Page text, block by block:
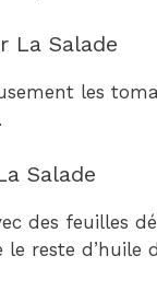
La Salade
les
Salade
des feuilles
reste d’huile